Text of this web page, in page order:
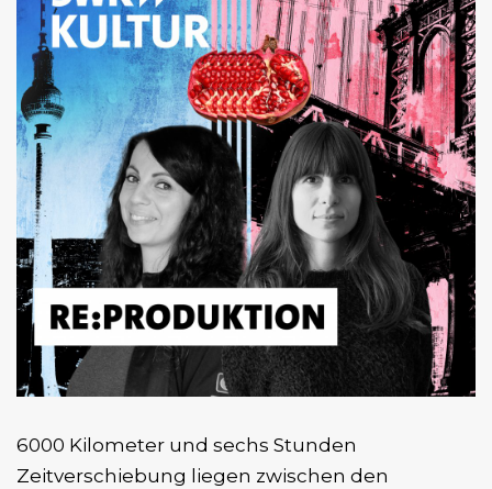
6000 Kilometer und sechs Stunden
Zeitverschiebung liegen zwischen den